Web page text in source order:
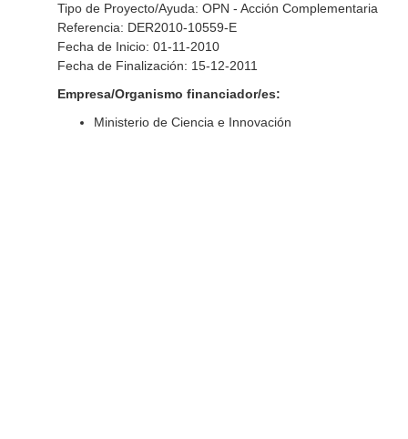
Tipo de Proyecto/Ayuda: OPN - Acción Complementaria
Referencia: DER2010-10559-E
Fecha de Inicio: 01-11-2010
Fecha de Finalización: 15-12-2011
Empresa/Organismo financiador/es:
Ministerio de Ciencia e Innovación